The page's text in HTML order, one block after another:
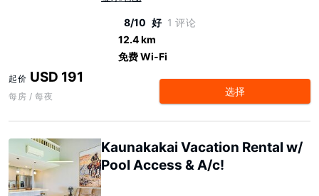
8/10 好 1 评论
12.4 km
免费 Wi-Fi
起价 USD 191
每房 / 每夜 选择
Kaunakakai Vacation Rental w/
Pool Access & A/c!